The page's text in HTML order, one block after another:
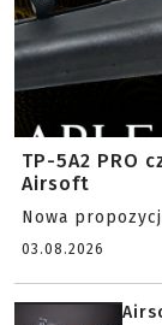
TP-5A2 PRO
Airsoft
Nowa
03.08.2026